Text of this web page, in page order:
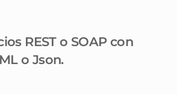
REST o SOAP con
o Json.